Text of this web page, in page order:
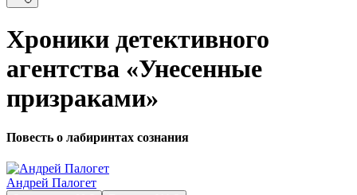
Хроники детективного
агентства «Унесенные
призраками»
Повесть о лабиринтах сознания
Андрей Палогет